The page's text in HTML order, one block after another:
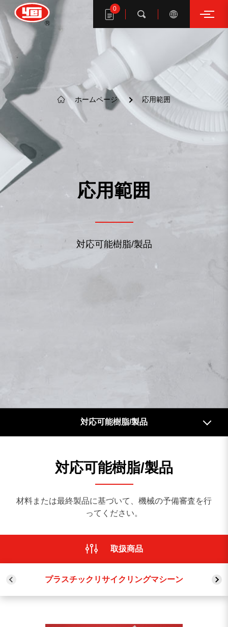
0
検索
一億社の商品検索
プラスチックリサイクリングマシーン
0検索成果
てみてくださいもう一度検索
ホームページ 応用範囲
応用範囲
対応可能樹脂/製品
対応可能樹脂/製品
対応可能樹脂/製品
材料または最終製品に基づいて、機械の予備審査を行
ってください。
取扱商品
プラスチックリサイクリングマシーン